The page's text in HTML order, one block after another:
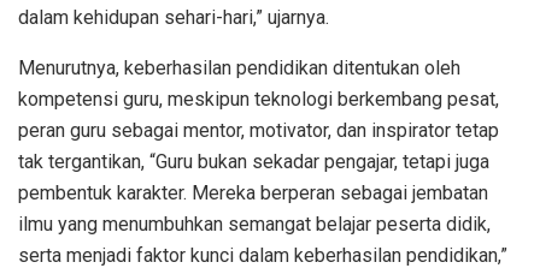
dalam kehidupan sehari-hari,” ujarnya.
Menurutnya, keberhasilan pendidikan ditentukan oleh
kompetensi guru, meskipun teknologi berkembang pesat,
peran guru sebagai mentor, motivator, dan inspirator tetap
tak tergantikan, “Guru bukan sekadar pengajar, tetapi juga
pembentuk karakter. Mereka berperan sebagai jembatan
ilmu yang menumbuhkan semangat belajar peserta didik,
serta menjadi faktor kunci dalam keberhasilan pendidikan,”